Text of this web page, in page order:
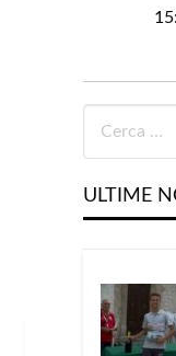
ULTIME